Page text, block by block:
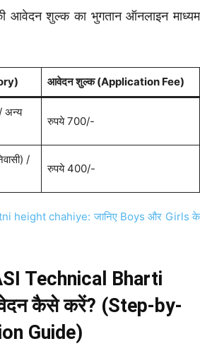
आवेदन शुल्क का भुगतान ऑनलाइन माध्यम
आवेदन शुल्क (Application Fee)
अन्य
रुपये 700/-
/
रुपये 400/-
height chahiye: जानिए Boys और Girls के
Technical Bharti
कैसे करें? (Step-by-
Guide)